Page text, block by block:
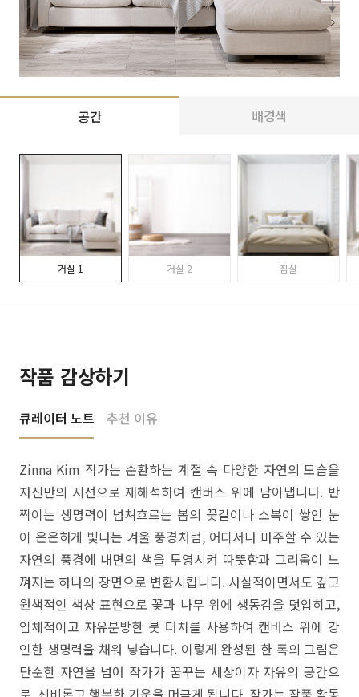
공간 배경색
거실 1 거실 2 침실
작품 감상하기
큐레이터 노트 추천 이유
Zinna Kim 작가는 순환하는 계절 속 다양한 자연의 모습을
자신만의 시선으로 재해석하여 캔버스 위에 담아냅니다. 반
짝이는 생명력이 넘쳐흐르는 봄의 꽃길이나 소복이 쌓인 눈
이 은은하게 빛나는 겨울 풍경처럼, 어디서나 마주할 수 있는
자연의 풍경에 내면의 색을 투영시켜 따뜻함과 그리움이 느
껴지는 하나의 장면으로 변환시킵니다. 사실적이면서도 깊고
원색적인 색상 표현으로 꽃과 나무 위에 생동감을 덧입히고,
입체적이고 자유분방한 붓 터치를 사용하여 캔버스 위에 강
인한 생명력을 채워 넣습니다. 이렇게 완성된 한 폭의 그림은
단순한 자연을 넘어 작가가 꿈꾸는 세상이자 자유의 공간으